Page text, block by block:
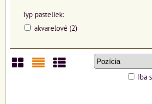
Typ pasteliek:
akvarelové (2)
Iba